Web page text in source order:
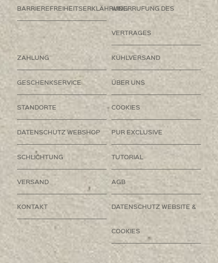
BARRIEREFREIHEITSERKLÄHRUNGWIDERRUFUNG DES
VERTRAGES
ZAHLUNG KÜHLVERSAND
GESCHENKSERVICE ÜBER UNS
STANDORTE COOKIES
DATENSCHUTZ WEBSHOP PUR EXCLUSIVE
SCHLICHTUNG TUTORIAL
VERSAND AGB
KONTAKT DATENSCHUTZ WEBSITE &
COOKIES